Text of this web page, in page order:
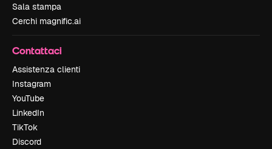
Sala stampa
Cerchi magnific.ai
Contattaci
Assistenza clienti
Instagram
YouTube
LinkedIn
TikTok
Discord